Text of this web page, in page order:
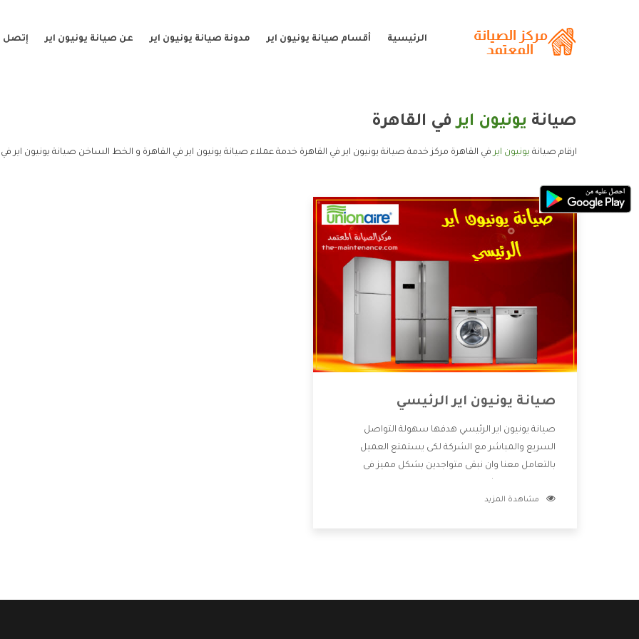
الرئيسية أقسام صيانة يونيون اير مدونة صيانة يونيون اير عن صيانة يونيون اير إتصل
صيانة يونيون ايرفي القاهرة
ارقام صيانة يونيون ايرفي القاهرة مركز خدمة صيانة يونيون اير في القاهرة خدمة عملاء صيانة يونيون اير في القاهرة و الخط الساخن صيانة يونيون اير في
صيانة يونيون اير الرئيسي
صيانة يونيون اير الرئيسي هدفها سهولة التواصل
السريع والمباشر مع الشركة لكى يستمتع العميل
بالتعامل معنا وان نبقى متواجدين بشكل مميز فى
للعميل وان يستمتع بالخدمات التى تنفرد الشركة بها
مشاهدة المزيد